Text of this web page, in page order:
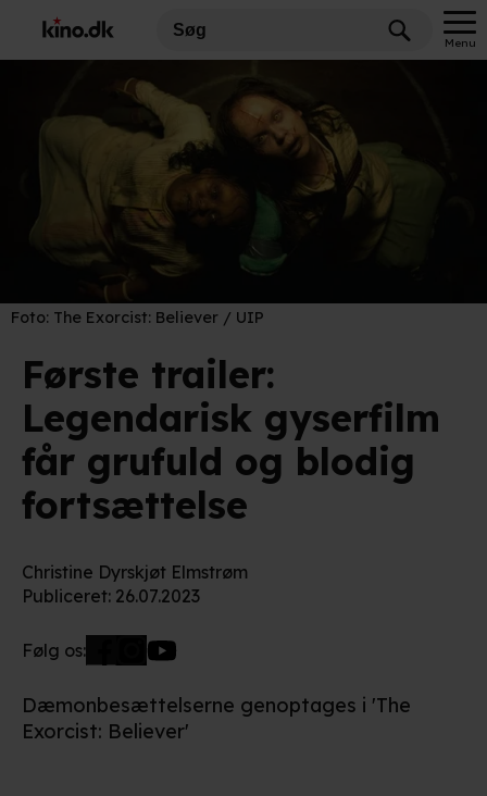
Menu
Foto: The Exorcist: Believer / UIP
Første trailer:
Legendarisk gyserfilm
får grufuld og blodig
fortsættelse
Christine Dyrskjøt Elmstrøm
Publiceret: 26.07.2023
Følg os:
Dæmonbesættelserne genoptages i 'The
Exorcist: Believer'